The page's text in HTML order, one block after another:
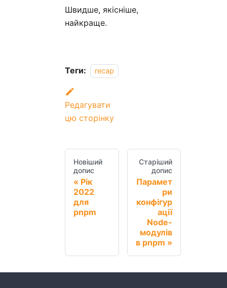
Швидше, якісніше,
найкраще.
Теги: recap
Редагувати
цю сторінку
Новіший
допис
Рік
2022
для
pnpm
Старіший
допис
Парамет
ри
конфігур
ації
Node-
модулів
в pnpm